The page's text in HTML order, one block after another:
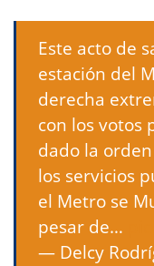
Este acto de
estación del
derecha
con los votos
dado la
los servicios
el Metro se
pesar de…
— Delcy